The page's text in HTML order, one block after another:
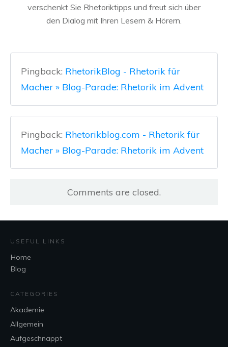
verschenkt Sie Rhetoriktipps und freut sich über
den Dialog mit Ihren Lesern & Hörern.
Pingback: RhetorikBlog - Rhetorik für
Macher » Blog-Parade: Rhetorik im Advent
Pingback: Rhetorikblog.com - Rhetorik für
Macher » Blog-Parade: Rhetorik im Advent
Comments are closed.
USEFUL LINKS
Home
Blog
CATEGORIES
Akademie
Allgemein
Aufgeschnappt